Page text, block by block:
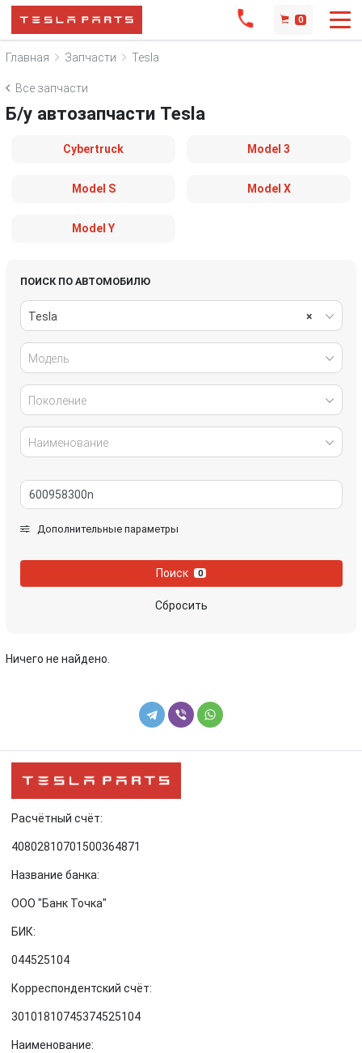
0
Главная Запчасти Tesla
Все запчасти
Б/у автозапчасти Tesla
Cybertruck Model 3
Model S Model X
Model Y
ПОИСК ПО АВТОМОБИЛЮ
×
Tesla
Модель
Поколение
Наименование
Дополнительные параметры
Поиск 0
Сбросить
Ничего не найдено.
Расчётный счёт:
40802810701500364871
Название банка:
ООО "Банк Точка"
БИК:
044525104
Корреспондентский счёт:
30101810745374525104
Наименование: